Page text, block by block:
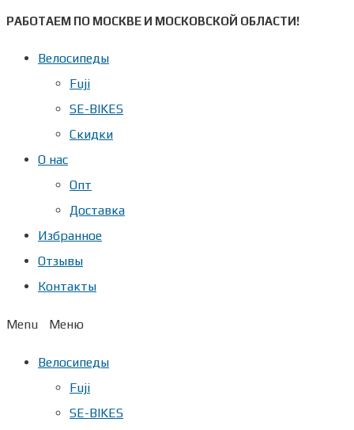
Перейти
РАБОТАЕМ ПО МОСКВЕ И МОСКОВСКОЙ ОБЛАСТИ!
Велосипеды
Fuji
SE-BIKES
Скидки
О нас
Опт
Доставка
Избранное
Отзывы
Контакты
Menu
Велосипеды
Fuji
SE-BIKES